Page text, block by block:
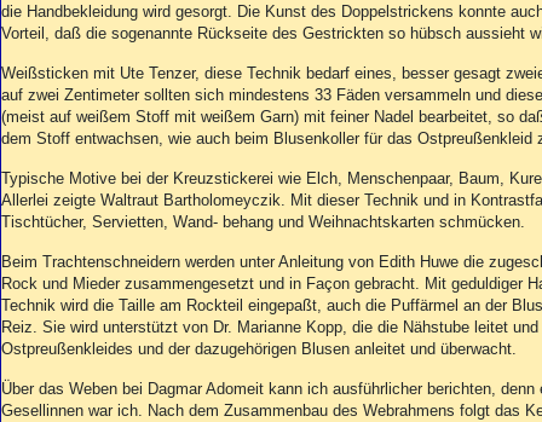
die Handbekleidung wird gesorgt. Die Kunst des Doppelstrickens konnte
Vorteil, daß die sogenannte Rückseite des Gestrickten so hübsch aussieht
Weißsticken mit Ute Tenzer, diese Technik bedarf eines, besser gesagt
auf zwei Zentimeter sollten sich mindestens 33 Fäden versammeln und
(meist auf weißem Stoff mit weißem Garn) mit feiner Nadel bearbeitet, so
dem Stoff entwachsen, wie auch beim Blusenkoller für das Ostpreußenkleid
Typische Motive bei der Kreuzstickerei wie Elch, Menschenpaar, Baum,
Allerlei zeigte Waltraut Bartholomeyczik. Mit dieser Technik und in
Tischtücher, Servietten, Wand- behang und Weihnachtskarten schmücken.
Beim Trachtenschneidern werden unter Anleitung von Edith Huwe die
Rock und Mieder zusammengesetzt und in Façon gebracht. Mit geduldiger
Technik wird die Taille am Rockteil eingepaßt, auch die Puffärmel an der
Reiz. Sie wird unterstützt von Dr. Marianne Kopp, die die Nähstube leitet
Ostpreußenkleides und der dazugehörigen Blusen anleitet und überwacht.
Über das Weben bei Dagmar Adomeit kann ich ausführlicher berichten, denn
Gesellinnen war ich. Nach dem Zusammenbau des Webrahmens folgt das